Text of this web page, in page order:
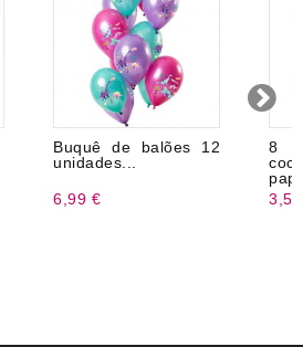
Buquê de balões 12
unidades...
6,99 €
8